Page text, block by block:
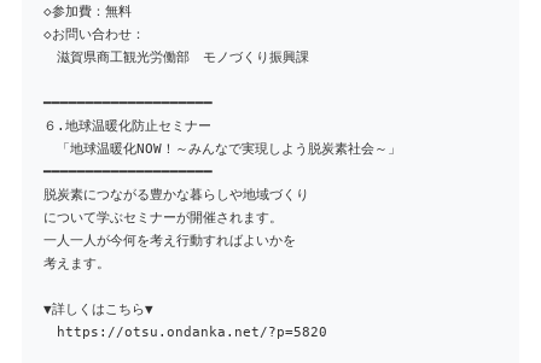
◇参加費：無料
◇お問い合わせ：
滋賀県商工観光労働部 モノづくり振興課
━━━━━━━━━━━━━━━━━━━━
６.地球温暖化防止セミナー
「地球温暖化NOW！～みんなで実現しよう脱炭素社会～」
━━━━━━━━━━━━━━━━━━━━
脱炭素につながる豊かな暮らしや地域づくり
について学ぶセミナーが開催されます。
一人一人が今何を考え行動すればよいかを
考えます。
▼詳しくはこちら▼
https://otsu.ondanka.net/?p=5820